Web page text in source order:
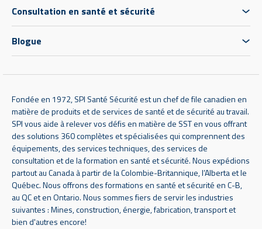
Consultation en santé et sécurité
Blogue
Fondée en 1972, SPI Santé Sécurité est un chef de file canadien en
matière de produits et de services de santé et de sécurité au travail.
SPI vous aide à relever vos défis en matière de SST en vous offrant
des solutions 360 complètes et spécialisées qui comprennent des
équipements, des services techniques, des services de
consultation et de la formation en santé et sécurité. Nous expédions
partout au Canada à partir de la Colombie-Britannique, l’Alberta et le
Québec. Nous offrons des formations en santé et sécurité en C-B,
au QC et en Ontario. Nous sommes fiers de servir les industries
suivantes : Mines, construction, énergie, fabrication, transport et
bien d'autres encore!